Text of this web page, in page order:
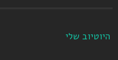
היוטיוב שלי